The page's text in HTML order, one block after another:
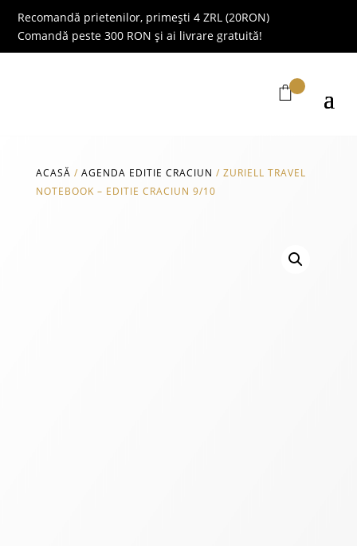
Recomandă prietenilor, primești 4 ZRL (20RON)
Comandă peste 300 RON și ai livrare gratuită!
ACASĂ / AGENDA EDITIE CRACIUN / ZURIELL TRAVEL
NOTEBOOK – EDITIE CRACIUN 9/10